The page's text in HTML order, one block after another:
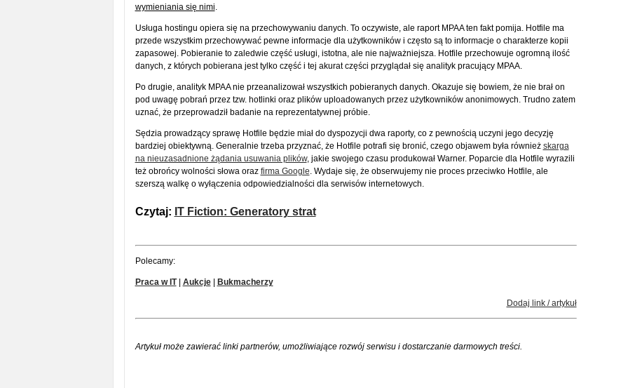
wymieniania się nimi.
Usługa hostingu opiera się na przechowywaniu danych. To oczywiste, ale raport MPAA ten fakt pomija. Hotfile ma
przede wszystkim przechowywać pewne informacje dla użytkowników i często są to informacje o charakterze kopii
zapasowej. Pobieranie to zaledwie część usługi, istotna, ale nie najważniejsza. Hotfile przechowuje ogromną ilość
danych, z których pobierana jest tylko część i tej akurat części przyglądał się analityk pracujący MPAA.
Po drugie, analityk MPAA nie przeanalizował wszystkich pobieranych danych. Okazuje się bowiem, że nie brał on
pod uwagę pobrań przez tzw. hotlinki oraz plików uploadowanych przez użytkowników anonimowych. Trudno zatem
uznać, że przeprowadził badanie na reprezentatywnej próbie.
Sędzia prowadzący sprawę Hotfile będzie miał do dyspozycji dwa raporty, co z pewnością uczyni jego decyzję
bardziej obiektywną. Generalnie trzeba przyznać, że Hotfile potrafi się bronić, czego objawem była również skarga
na nieuzasadnione żądania usuwania plików, jakie swojego czasu produkował Warner. Poparcie dla Hotfile wyrazili
też obrońcy wolności słowa oraz firma Google. Wydaje się, że obserwujemy nie proces przeciwko Hotfile, ale
szerszą walkę o wyłączenia odpowiedzialności dla serwisów internetowych.
Czytaj: IT Fiction: Generatory strat
Polecamy:
Praca w IT| Aukcje| Bukmacherzy
Dodaj link / artykuł
Artykuł może zawierać linki partnerów, umożliwiające rozwój serwisu i dostarczanie darmowych treści.